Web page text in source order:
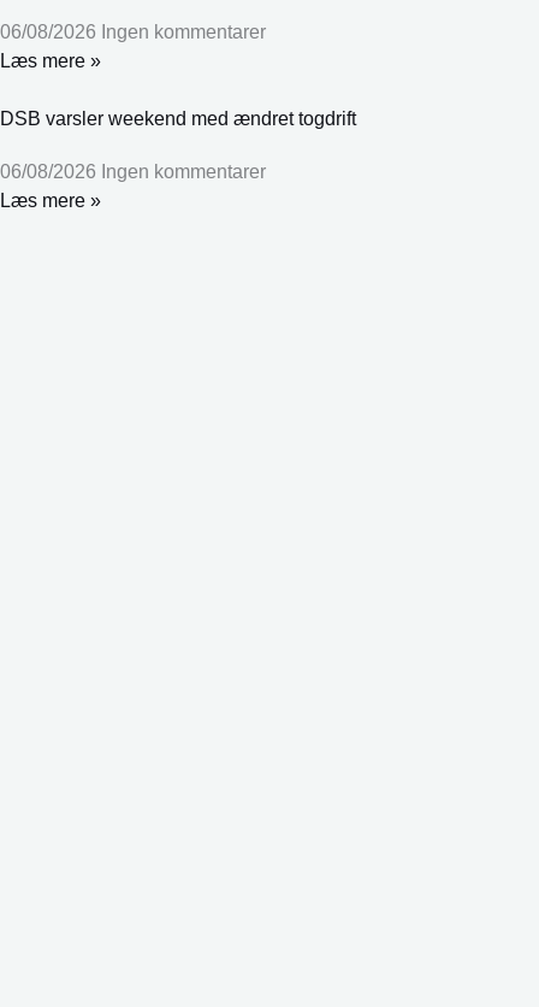
06/08/2026 Ingen kommentarer
Læs mere »
DSB varsler weekend med ændret togdrift
06/08/2026 Ingen kommentarer
Læs mere »